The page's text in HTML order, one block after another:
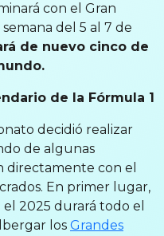
con el Gran
del 5 al 7 de
de nuevo cinco de
de la Fórmula 1
decidió realizar
de algunas
directamente con el
En primer lugar,
2025 durará todo el
los Grandes